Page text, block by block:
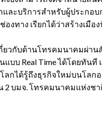
ละบริการสำหรับผู้ประก
ทาง เรียกได้ว่าสร้างเมื
กี่ยวกับด้านโทรคมนาคม
บบ Real Time ได้โดยทั
โลกได้รู้ถึงธุรกิจใหม่บนโ
2 บมจ. โทรคมนาคมแห่ง